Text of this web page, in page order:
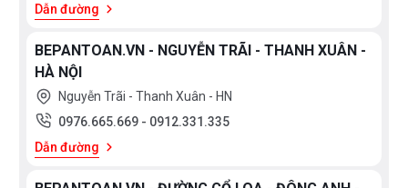
Dẫn đường
BEPANTOAN.VN - NGUYỄN TRÃI - THANH XUÂN -
HÀ NỘI
Nguyễn Trãi - Thanh Xuân - HN
0976.665.669 - 0912.331.335
Dẫn đường